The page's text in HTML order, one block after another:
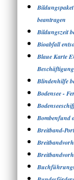
beantragen
Bildungszeit
Bioabfall
Blaue Karte
Blindenhilfe
Bodensee -
Bombenfund
Breitband-